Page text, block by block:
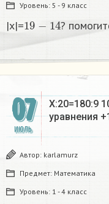
Уровень: 5 - 9 класс
|х|=19 14 ?
07
ИЮЛЬ
Х:20=180:9
уравнения
Автор: karlamurz
Предмет: Математика
Уровень: 1 - 4 класс